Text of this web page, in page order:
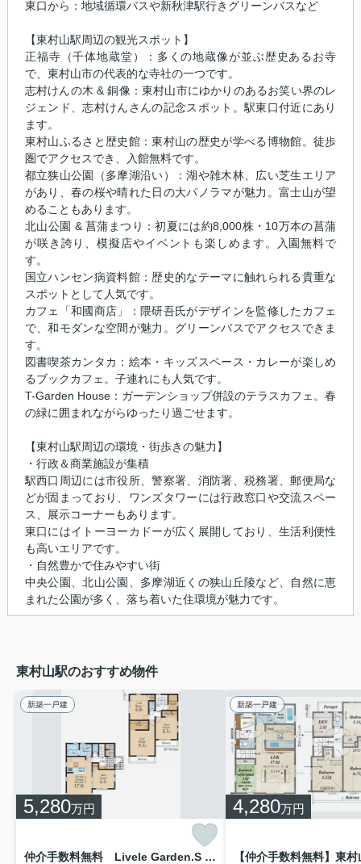
東口から：地域循環バスや新秋津駅行きグリーンバスなど
【東村山駅周辺の観光スポット】
正福寺（千体地蔵堂）：多くの地蔵像が並ぶ歴史あるお寺
で、東村山市の代表的な寺社の一つです。
志村けんの木 & 銅像：東村山市にゆかりのあるお笑い界のレ
ジェンド、志村けんさんの記念スポット。駅東口付近にあり
ます。
東村山ふるさと歴史館：東村山の歴史が学べる博物館。徒歩
圏でアクセスでき、入館無料です。
都立狭山公園（多摩湖沿い）：湖や雑木林、広い芝生エリア
があり、春の桜や晴れた日の大パノラマが魅力。富士山が望
めることもあります。
北山公園 & 菖蒲まつり：初夏には約8,000株・10万本の菖蒲
が咲き誇り、模擬店やイベントも楽しめます。入園無料で
す。
国立ハンセン病資料館：歴史的なテーマに触れられる貴重な
スポットとして人気です。
カフェ「和國商店」：隈研吾氏がデザインを監修したカフェ
で、和モダンな空間が魅力。グリーンバスでアクセスできま
す。
図書喫茶カンタカ：絵本・キッズスペース・カレーが楽しめ
るブックカフェ。子連れにも人気です。
T-Garden House：ガーデンショップ併設のテラスカフェ。春
の緑に囲まれながらゆったり過ごせます。
【東村山駅周辺の環境・街歩きの魅力】
・行政＆商業施設が集積
駅西口周辺には市役所、警察署、消防署、税務署、郵便局な
どが固まっており、ワンズタワーには行政窓口や交流スペー
ス、展示コーナーもあります。
東口にはイトーヨーカドーが広く展開しており、生活利便性
も高いエリアです。
・自然豊かで住みやすい街
中央公園、北山公園、多摩湖近くの狭山丘陵など、自然に恵
まれた公園が多く、落ち着いた住環境が魅力です。
東村山駅のおすすめ物件
新築一戸建
5,280万円
仲介手数料無料 Livele Garden.S 東村山市諏訪町2丁目第5 全2棟 １号棟 1号棟
新築一戸建
4,280万円